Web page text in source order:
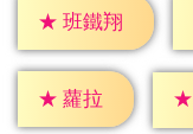
★ 班鐵翔
★ 蘿拉 ★